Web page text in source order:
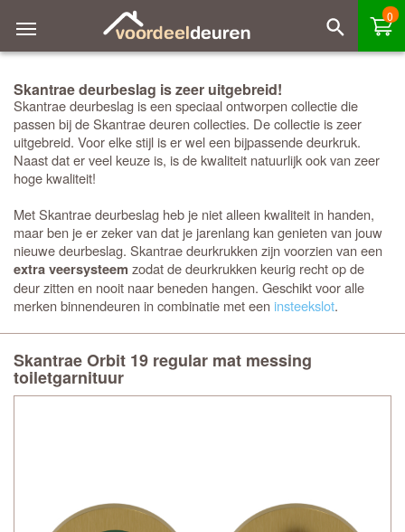
0
Skantrae deurbeslag is zeer uitgebreid!
Skantrae deurbeslag is een speciaal ontworpen collectie die
passen bij de Skantrae deuren collecties. De collectie is zeer
uitgebreid. Voor elke stijl is er wel een bijpassende deurkruk.
Naast dat er veel keuze is, is de kwaliteit natuurlijk ook van zeer
hoge kwaliteit!
Met Skantrae deurbeslag heb je niet alleen kwaliteit in handen,
maar ben je er zeker van dat je jarenlang kan genieten van jouw
nieuwe deurbeslag. Skantrae deurkrukken zijn voorzien van een
extra veersysteem zodat de deurkrukken keurig recht op de
deur zitten en nooit naar beneden hangen. Geschikt voor alle
merken binnendeuren in combinatie met een insteekslot.
Skantrae Orbit 19 regular mat messing
toiletgarnituur